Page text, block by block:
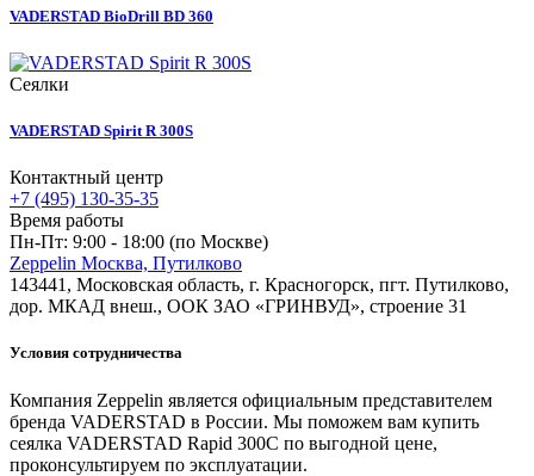
VADERSTAD BioDrill BD 360
Сеялки
VADERSTAD Spirit R 300S
Контактный центр
+7 (495) 130-35-35
Время работы
Пн-Пт: 9:00 - 18:00 (по Москве)
Zeppelin Москва, Путилково
143441, Московская область, г. Красногорск, пгт. Путилково,
дор. МКАД внеш., ООК ЗАО «ГРИНВУД», строение 31
Условия сотрудничества
Компания Zeppelin является официальным представителем
бренда VADERSTAD в России. Мы поможем вам купить
сеялка VADERSTAD Rapid 300C по выгодной цене,
проконсультируем по эксплуатации.